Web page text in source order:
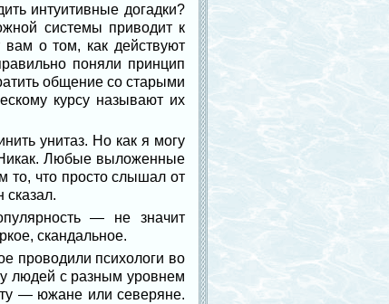
интуитивные догадки?
системы приводит к
о том, как действуют
поняли принцип
общение со старыми
курсу называют их
унитаз. Но как я могу
Никак. Любые выложенные
то, что просто слышал от
сказал.
— не значит
скандальное.
проводили психологи во
людей с разным уровнем
— южане или северяне.